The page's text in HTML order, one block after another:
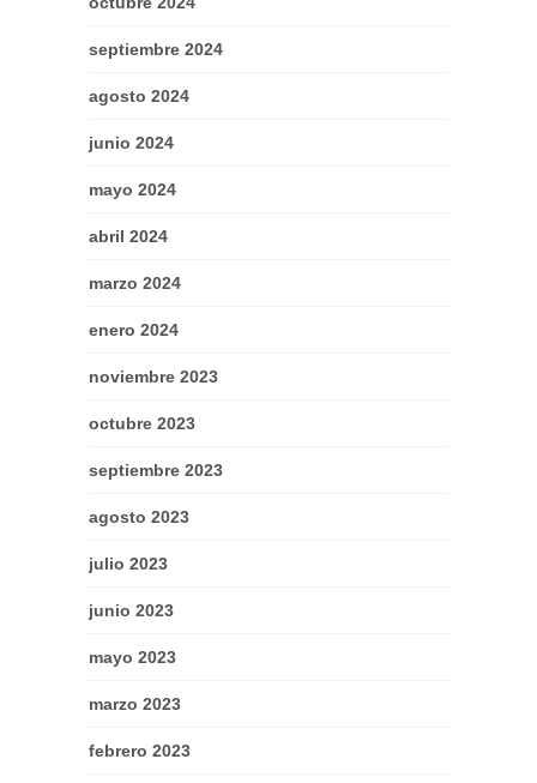
septiembre 2024
agosto 2024
junio 2024
mayo 2024
abril 2024
marzo 2024
enero 2024
noviembre 2023
octubre 2023
septiembre 2023
agosto 2023
julio 2023
junio 2023
mayo 2023
marzo 2023
febrero 2023